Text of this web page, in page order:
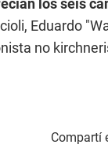
los seis
Eduardo
no